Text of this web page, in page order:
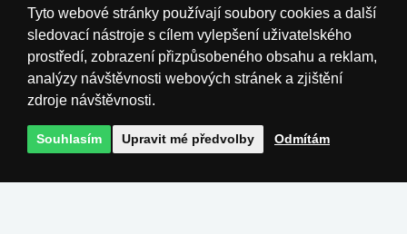
Magyarország Österreich België
Nederland
Tyto webové stránky používají soubory cookies a další
sledovací nástroje s cílem vylepšení uživatelského
prostředí, zobrazení přizpůsobeného obsahu a reklam,
analýzy návštěvnosti webových stránek a zjištění
zdroje návštěvnosti.
Souhlasím Upravit mé předvolby Odmítám